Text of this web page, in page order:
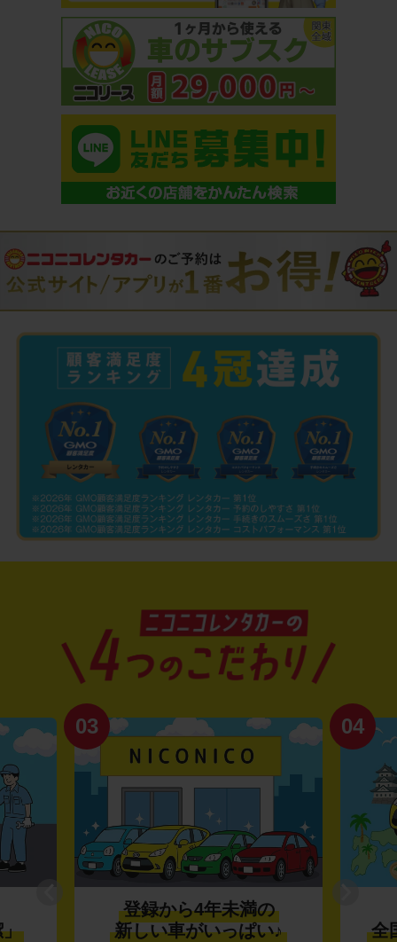
」
03
登録から4年未満の
新しい車がいっぱい♪
04
全